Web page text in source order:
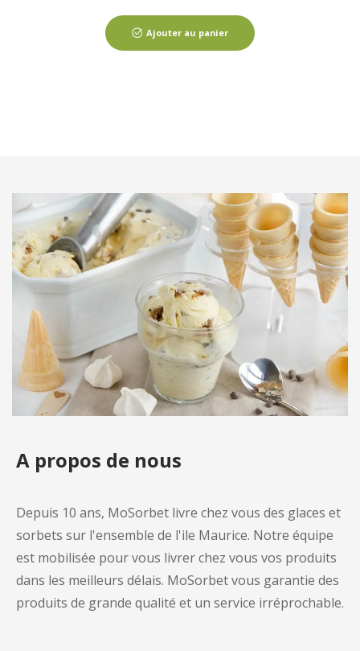
Ajouter au panier
A propos de nous
Depuis 10 ans, MoSorbet livre chez vous des glaces et
sorbets sur l'ensemble de l'ile Maurice. Notre équipe
est mobilisée pour vous livrer chez vous vos produits
dans les meilleurs délais. MoSorbet vous garantie des
produits de grande qualité et un service irréprochable.